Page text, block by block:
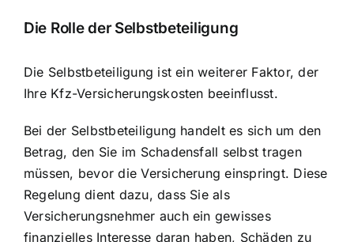
Die Rolle der Selbstbeteiligung
Die Selbstbeteiligung ist ein weiterer Faktor, der
Ihre Kfz-Versicherungskosten beeinflusst.
Bei der Selbstbeteiligung handelt es sich um den
Betrag, den Sie im Schadensfall selbst tragen
müssen, bevor die Versicherung einspringt. Diese
Regelung dient dazu, dass Sie als
Versicherungsnehmer auch ein gewisses
finanzielles Interesse daran haben, Schäden zu